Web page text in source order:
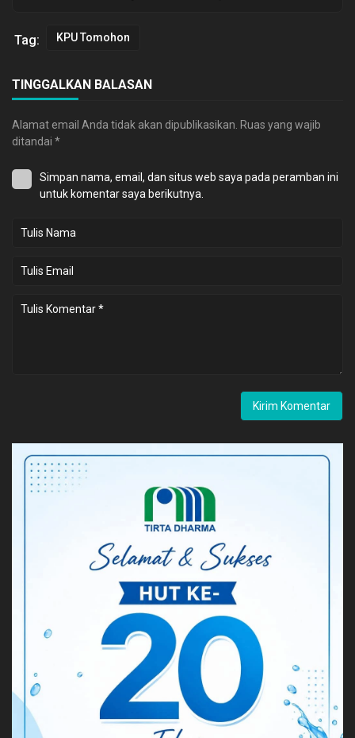
Tag: KPU Tomohon
TINGGALKAN BALASAN
Alamat email Anda tidak akan dipublikasikan. Ruas yang wajib
ditandai *
Simpan nama, email, dan situs web saya pada peramban ini
untuk komentar saya berikutnya.